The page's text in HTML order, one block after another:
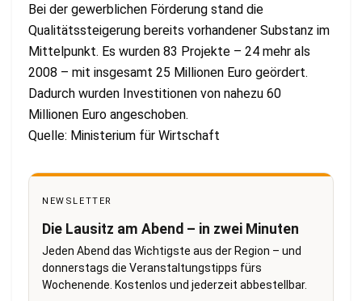
Bei der gewerblichen Förderung stand die
Qualitätssteigerung bereits vorhandener Substanz im
Mittelpunkt. Es wurden 83 Projekte – 24 mehr als
2008 – mit insgesamt 25 Millionen Euro geördert.
Dadurch wurden Investitionen von nahezu 60
Millionen Euro angeschoben.
Quelle: Ministerium für Wirtschaft
NEWSLETTER
Die Lausitz am Abend – in zwei Minuten
Jeden Abend das Wichtigste aus der Region – und
donnerstags die Veranstaltungstipps fürs
Wochenende. Kostenlos und jederzeit abbestellbar.